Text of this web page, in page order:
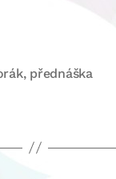
, přednáška